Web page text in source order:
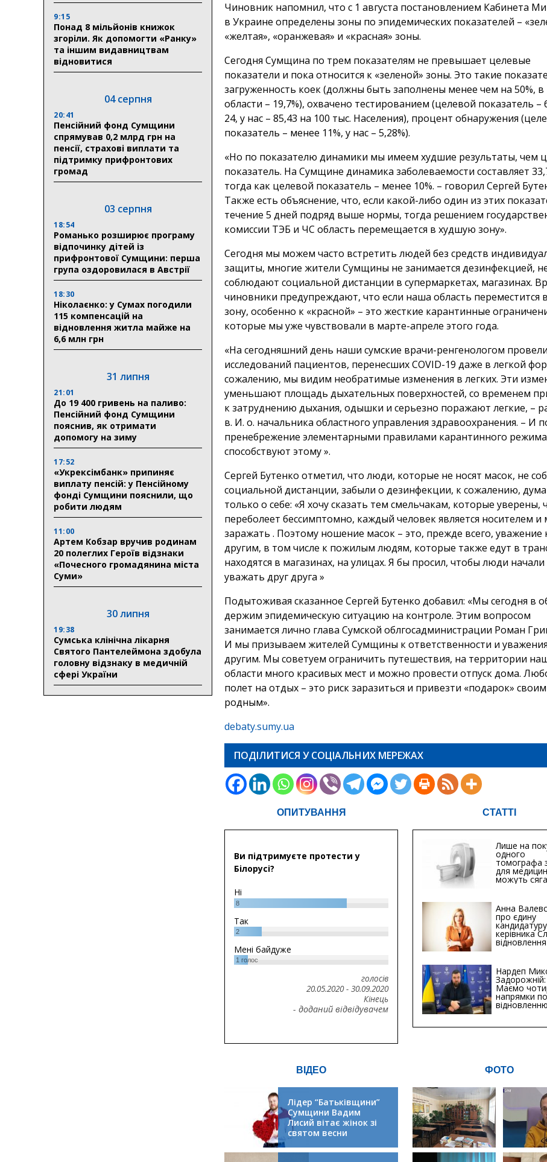
9:15
Понад 8 мільйонів книжок
згоріли. Як допомогти «Ранку»
та іншим видавництвам
відновитися
04 серпня
20:41
Пенсійний фонд Сумщини
спрямував 0,2 млрд грн на
пенсії, страхові виплати та
підтримку прифронтових
громад
03 серпня
18:54
Романько розширює програму
відпочинку дітей із
прифронтової Сумщини: перша
група оздоровилася в Австрії
18:30
Ніколаєнко: у Сумах погодили
115 компенсацій на
відновлення житла майже на
6,6 млн грн
31 липня
21:01
До 19 400 гривень на паливо:
Пенсійний фонд Сумщини
пояснив, як отримати
допомогу на зиму
17:52
«Укрексімбанк» припиняє
виплату пенсій: у Пенсійному
фонді Сумщини пояснили, що
робити людям
11:00
Артем Кобзар вручив родинам
20 полеглих Героїв відзнаки
«Почесного громадянина міста
Суми»
30 липня
19:38
Сумська клінічна лікарня
Святого Пантелеймона здобула
головну відзнаку в медичній
сфері України
Чиновник напомнил, что с 1 августа постановлением Кабинета
в Украине определены зоны по эпидемических показателей –
«желтая», «оранжевая» и «красная» зоны.
Сегодня Сумщина по трем показателям не превышает целевые
показатели и пока относится к «зеленой» зоны. Это такие
загруженность коек (должны быть заполнены менее чем на 50%,
области – 19,7%), охвачено тестированием (целевой показатель –
24, у нас – 85,43 на 100 тыс. Населения), процент обнаружения
показатель – менее 11%, у нас – 5,28%).
«Но по показателю динамики мы имеем худшие результаты, чем
показатель. На Сумщине динамика заболеваемости составляет
тогда как целевой показатель – менее 10%. – говорил Сергей
Также есть объяснение, что, если какой-либо один из этих
течение 5 дней подряд выше нормы, тогда решением
комиссии ТЭБ и ЧС область перемещается в худшую зону».
Сегодня мы можем часто встретить людей без средств
защиты, многие жители Сумщины не занимается дезинфекцией,
соблюдают социальной дистанции в супермаркетах, магазинах.
чиновники предупреждают, что если наша область переместится
зону, особенно к «красной» – это жесткие карантинные
которые мы уже чувствовали в марте-апреле этого года.
«На сегодняшний день наши сумские врачи-ренгенологом
исследований пациентов, перенесших COVID-19 даже в легкой
сожалению, мы видим необратимые изменения в легких. Эти
уменьшают площадь дыхательных поверхностей, со временем
к затруднению дыхания, одышки и серьезно поражают легкие, –
в. И. о. начальника областного управления здравоохранения. – И
пренебрежение элементарными правилами карантинного режима
способствуют этому ».
Сергей Бутенко отметил, что люди, которые не носят масок, не
социальной дистанции, забыли о дезинфекции, к сожалению,
только о себе: «Я хочу сказать тем смельчакам, которые уверены,
переболеет бессимптомно, каждый человек является носителем и
заражать . Поэтому ношение масок – это, прежде всего, уважение
другим, в том числе к пожилым людям, которые также едут в
находятся в магазинах, на улицах. Я бы просил, чтобы люди начали
уважать друг друга »
Подытоживая сказанное Сергей Бутенко добавил: «Мы сегодня в
держим эпидемическую ситуацию на контроле. Этим вопросом
занимается лично глава Сумской облгосадминистрации Роман
И мы призываем жителей Сумщины к ответственности и
другим. Мы советуем ограничить путешествия, на территории
области много красивых мест и можно провести отпуск дома.
полет на отдых – это риск заразиться и привезти «подарок» своим
родным».
debaty.sumy.ua
ПОДІЛИТИСЯ У СОЦІАЛЬНИХ МЕРЕЖАХ
ОПИТУВАННЯ
Ви підтримуєте протести у
Білорусі?
Ні
8
Так
2
Мені байдуже
1голос
голосів
20.05.2020- 30.09.2020
Кінець
- доданий відвідувачем
СТАТТІ
Лише на
одного
томографа
для
можуть
Анна
про єдину
керівника
Хіба...
Нардеп
Задорожній:
Маємо
напрямки по
ВІДЕО
Лідер “Батьківщини”
Сумщини Вадим
Лисий вітає жінок зі
святом весни
ФОТО